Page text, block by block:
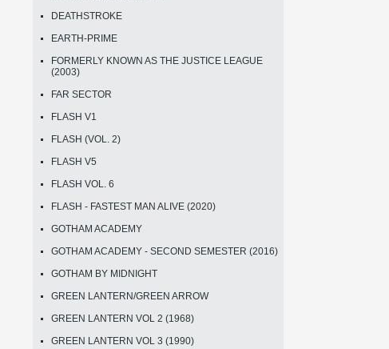
DEATHSTROKE
EARTH-PRIME
FORMERLY KNOWN AS THE JUSTICE LEAGUE
(2003)
FAR SECTOR
FLASH V1
FLASH (VOL. 2)
FLASH V5
FLASH VOL. 6
FLASH - FASTEST MAN ALIVE (2020)
GOTHAM ACADEMY
GOTHAM ACADEMY - SECOND SEMESTER (2016)
GOTHAM BY MIDNIGHT
GREEN LANTERN/GREEN ARROW
GREEN LANTERN VOL 2 (1968)
GREEN LANTERN VOL 3 (1990)